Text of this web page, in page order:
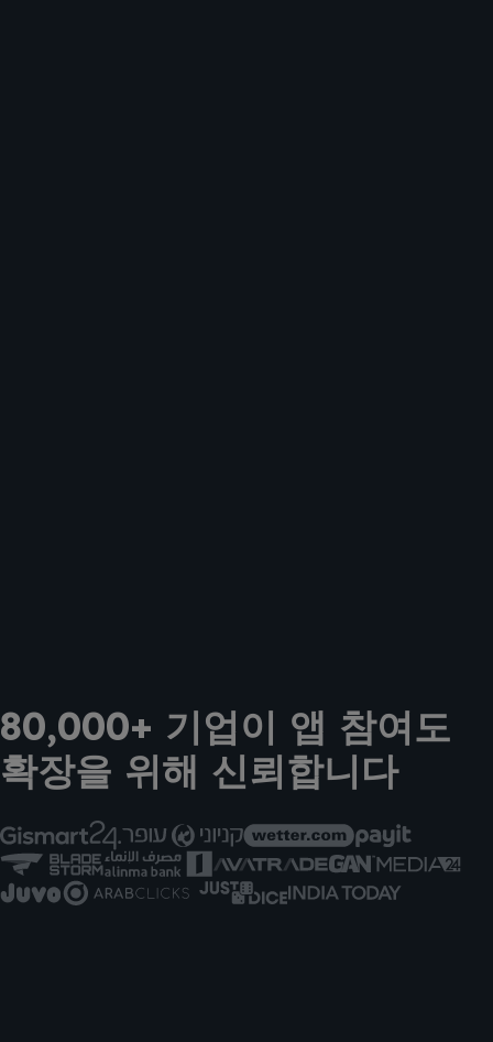
80,000+ 기업이 앱 참여도
확장을 위해 신뢰합니다